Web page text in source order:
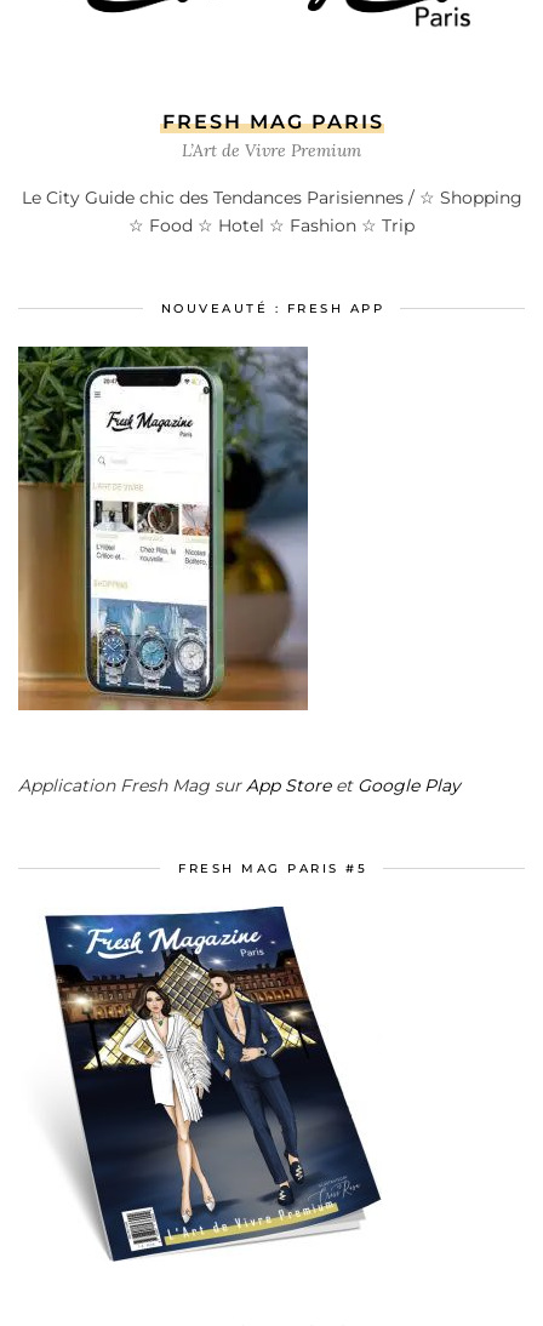
FRESH MAG PARIS
L’Art de Vivre Premium
Le City Guide chic des Tendances Parisiennes / ☆ Shopping
☆ Food ☆ Hotel ☆ Fashion ☆ Trip
NOUVEAUTÉ : FRESH APP
Application Fresh Mag surApp Storeet Google Play
FRESH MAG PARIS #5